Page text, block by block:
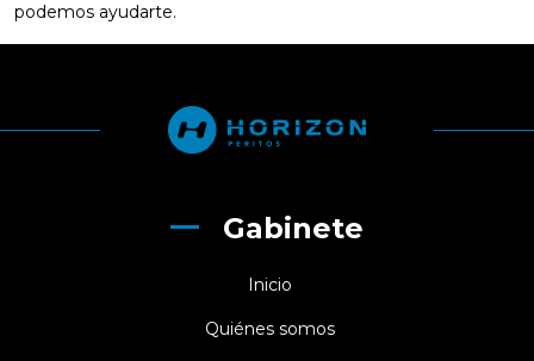
podemos ayudarte.
Gabinete
Inicio
Quiénes somos